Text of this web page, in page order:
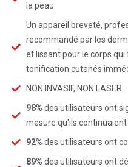
la peau
Un appareil breveté,
recommandé par les
et lissant pour le corps
tonification cutanés
NON INVASIF, NON LASER
98% des utilisateurs ont
mesure qu'ils continuaient
92% des utilisateurs ont
89% des utilisateurs ont